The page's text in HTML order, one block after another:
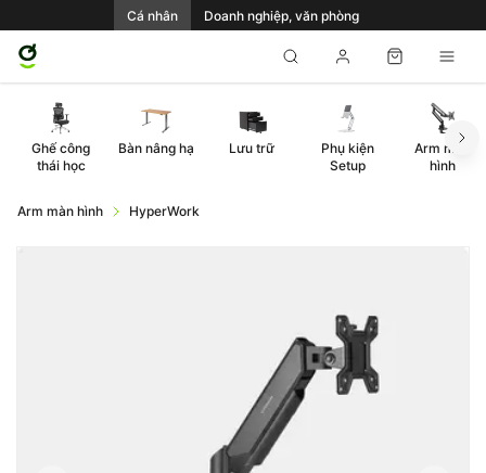
Cá nhân Doanh nghiệp, văn phòng
Ghế công
thái học
Bàn nâng hạ Lưu trữ
Phụ kiện
Setup
Arm màn
hình
Arm màn hình HyperWork